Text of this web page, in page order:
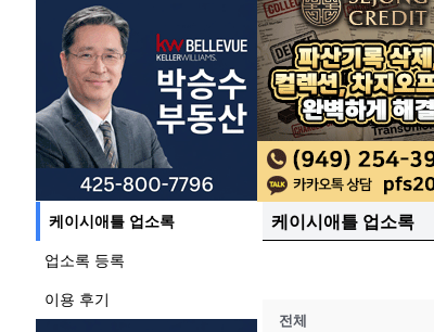
케이시애틀 업소록
업소록 등록
이용 후기
케이시애틀 업소록
전체